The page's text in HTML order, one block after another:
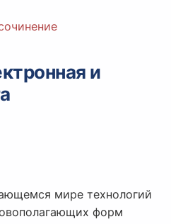
и
мире технологий
форм